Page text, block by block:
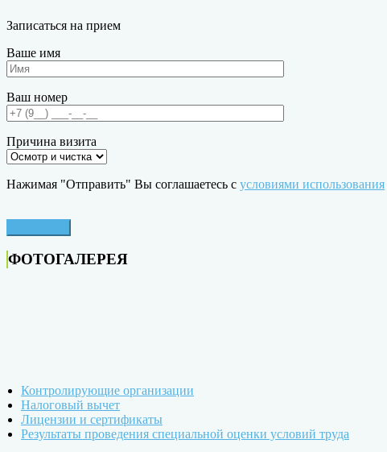
Записаться на прием
Ваше имя
Ваш номер
Причина визита
Нажимая "Отправить" Вы соглашаетесь с условиями использования
ФОТОГАЛЕРЕЯ
Контролирующие организации
Налоговый вычет
Лицензии и сертификаты
Результаты проведения специальной оценки условий труда